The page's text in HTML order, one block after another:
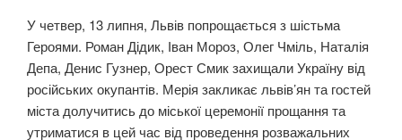
У четвер, 13 липня, Львів попрощається з шістьма
Героями. Роман Дідик, Іван Мороз, Олег Чміль, Наталія
Депа, Денис Гузнер, Орест Смик захищали Україну від
російських окупантів. Мерія закликає львів’ян та гостей
міста долучитись до міської церемонії прощання та
утриматися в цей час від проведення розважальних